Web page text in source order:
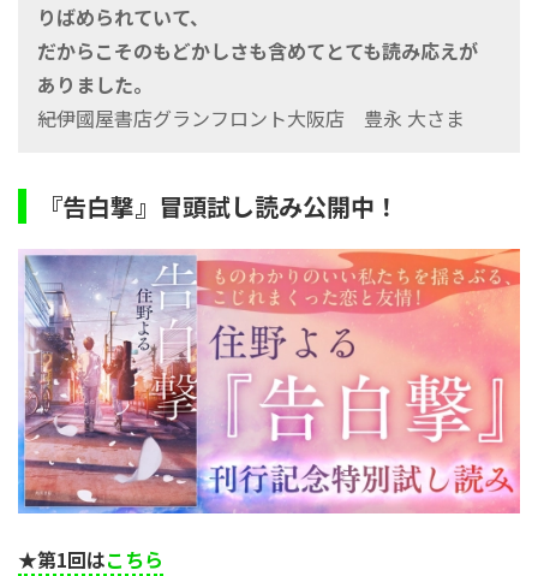
りばめられていて、
だからこそのもどかしさも含めてとても読み応えが
ありました。
――紀伊國屋書店グランフロント大阪店 豊永 大さま
『告白撃』冒頭試し読み公開中！
★第1回はこちら